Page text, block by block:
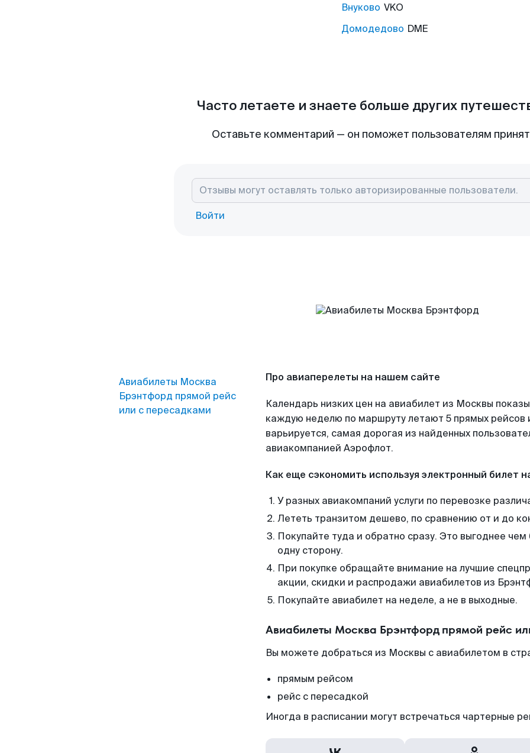
Внуково VKO
Домодедово DME
Часто летаете и знаете больше других
Оставьте комментарий — он поможет пользователям
Войти
Авиабилеты Москва
Брэнтфорд прямой рейс
или с пересадками
Про авиаперелеты на нашем сайте
Календарь низких цен на авиабилет из Москвы
каждую неделю по маршруту летают 5 прямых рейсов
варьируется, самая дорогая из найденных
авиакомпанией Аэрофлот.
Как еще сэкономить используя электронный билет
У разных авиакомпаний услуги по перевозке
Лететь транзитом дешево, по сравнению от и до
Покупайте туда и обратно сразу. Это выгоднее
одну сторону.
При покупке обращайте внимание на лучшие
акции, скидки и распродажи авиабилетов из
Покупайте авиабилет на неделе, а не в выходные.
Авиабилеты Москва Брэнтфорд прямой рейс
Вы можете добраться из Москвы с авиабилетом в
прямым рейсом
рейс с пересадкой
Иногда в расписании могут встречаться чартерные